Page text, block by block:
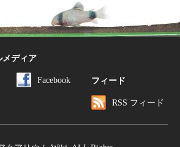
メディア
Facebook フィード
RSS フィード